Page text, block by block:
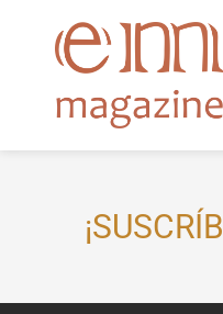
contenido